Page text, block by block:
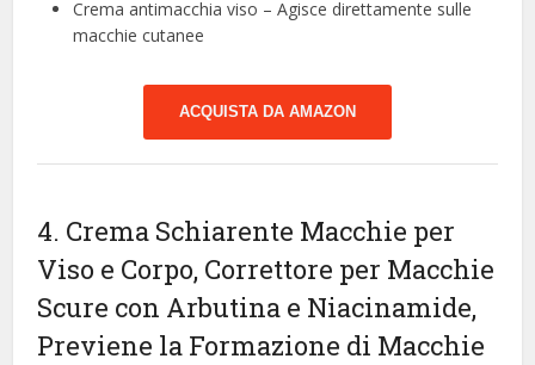
Crema antimacchia viso – Agisce direttamente sulle
macchie cutanee
ACQUISTA DA AMAZON
4. Crema Schiarente Macchie per
Viso e Corpo, Correttore per Macchie
Scure con Arbutina e Niacinamide,
Previene la Formazione di Macchie